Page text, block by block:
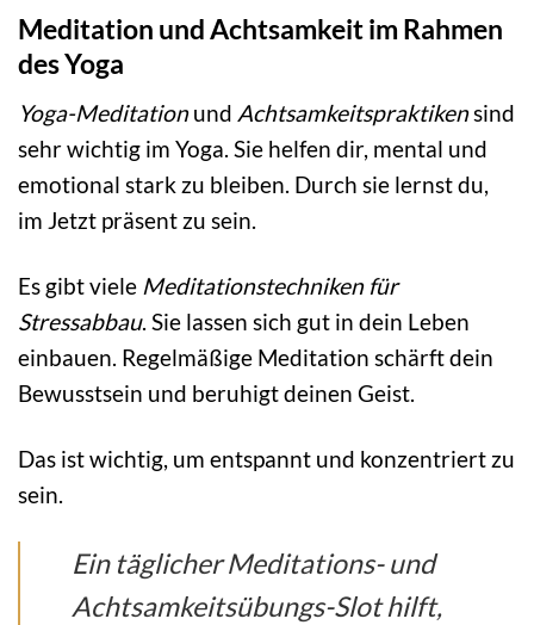
Meditation und Achtsamkeit im Rahmen
des Yoga
Yoga-Meditationund Achtsamkeitspraktikensind
sehr wichtig im Yoga. Sie helfen dir, mental und
emotional stark zu bleiben. Durch sie lernst du,
im Jetzt präsent zu sein.
Es gibt viele Meditationstechniken für
Stressabbau. Sie lassen sich gut in dein Leben
einbauen. Regelmäßige Meditation schärft dein
Bewusstsein und beruhigt deinen Geist.
Das ist wichtig, um entspannt und konzentriert zu
sein.
Ein täglicher Meditations- und
Achtsamkeitsübungs-Slot hilft,